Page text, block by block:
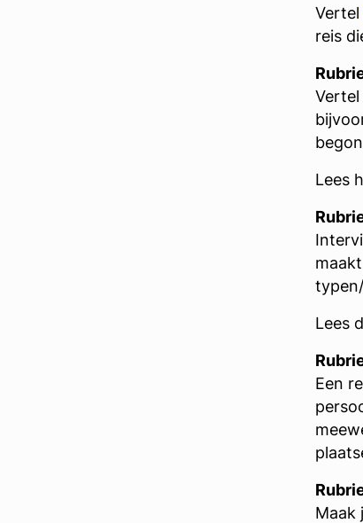
Vertel
reis
Lees
Lees
Een
Maak